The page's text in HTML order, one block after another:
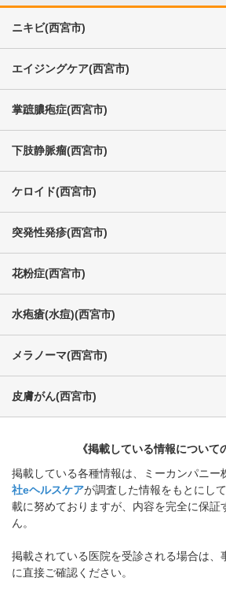
ニキビ(西宮市)
エイジングケア(西宮市)
掌蹠膿疱症(西宮市)
下肢静脈瘤(西宮市)
ケロイド(西宮市)
突発性発疹(西宮市)
花粉症(西宮市)
水疱瘡(水痘)(西宮市)
メラノーマ(西宮市)
皮膚がん(西宮市)
《掲載している情報について
掲載している各種情報は、ミーカンパニー
社eヘルスケアが調査した情報をもとにし
載に努めておりますが、内容を完全に保証
ん。
掲載されている医院を受診される場合は、
に直接ご確認ください。